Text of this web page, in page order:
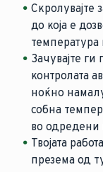
Скролувајте
до која е
температура
Зачувајте ги
контролата
ноќно
собна
во
Твојата
презема од